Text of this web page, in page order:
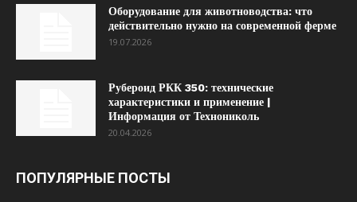
Оборудование для животноводства: что
действительно нужно на современной ферме
19.07.2026
Рубероид РКК 350: технические
характеристики и применение |
Информация от Технониколь
20.04.2026
ПОПУЛЯРНЫЕ ПОСТЫ